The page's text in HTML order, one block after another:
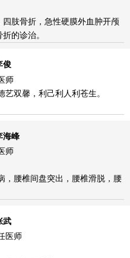
肢骨折，急性硬膜外血肿开颅
的诊治。
俊
师
艺双馨，利己利人利苍生。
海峰
师
，腰椎间盘突出，腰椎滑脱，腰
武
医师